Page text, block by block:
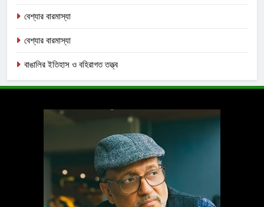
বেশ্যার বারমাস্যা
বেশ্যার বারমাস্যা
বাঙালির ইতিহাস ও বহিরাগত তত্ত্ব